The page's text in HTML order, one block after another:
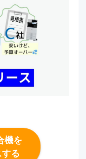
機を
する